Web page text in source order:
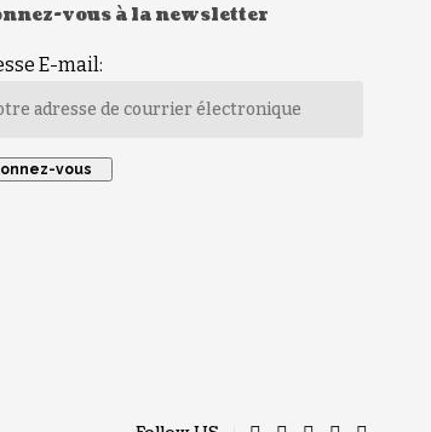
vous à la newsletter
E-mail: